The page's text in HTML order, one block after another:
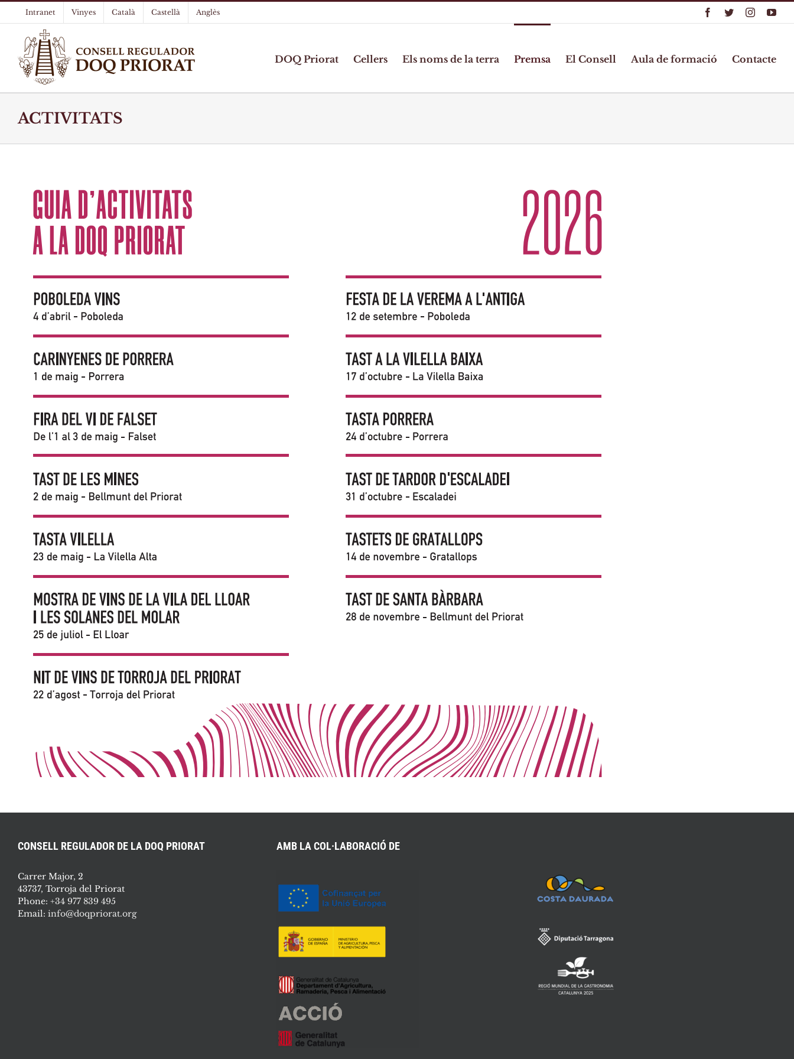
to
content
Intranet Vinyes Català Castellà Anglès Facebook
TwitterInstagram
DOQ Priorat Cellers Els noms de la terra Premsa El Consell Aula de formació Contacte
ACTIVITATS
CONSELL REGULADOR DE LA DOQ PRIORAT
Carrer Major, 2
43737, Torroja del Priorat
Phone: +34 977 839 495
Email: info@doqpriorat.org
AMB LA COL·LABORACIÓ DE